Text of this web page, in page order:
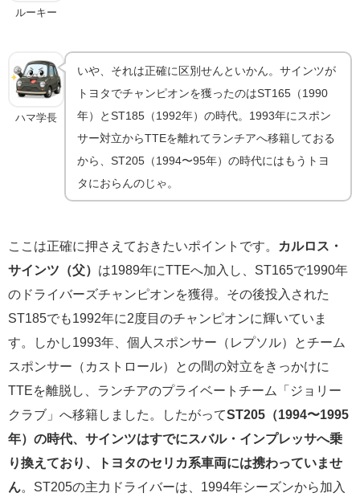
ルーキー
ハマ学長
いや、それは正確に区別せんといかん。サインツが
トヨタでチャンピオンを獲ったのはST165（1990
年）とST185（1992年）の時代。1993年にスポン
サー対立からTTEを離れてランチアへ移籍しておる
から、ST205（1994〜95年）の時代にはもうトヨ
タにおらんのじゃ。
ここは正確に押さえておきたいポイントです。
カルロス・
サインツ（父） は1989年にTTEへ加入し、ST165で1990年
のドライバーズチャンピオンを獲得。その後投入された
ST185でも1992年に2度目のチャンピオンに輝いていま
す。しかし1993年、個人スポンサー（レプソル）とチーム
スポンサー（カストロール）との間の対立をきっかけに
TTEを離脱し、ランチアのプライベートチーム「ジョリー
クラブ」へ移籍しました。したがってST205（1994〜1995
年）の時代、サインツはすでにスバル・インプレッサへ乗
り換えており、トヨタのセリカ系車両には携わっていませ
ん 。ST205の主力ドライバーは、1994年シーズンから加入